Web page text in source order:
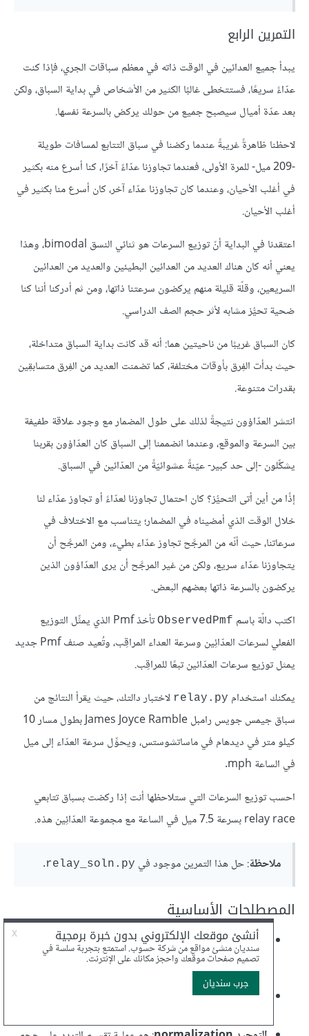
التمرين الرابع
يبدأ جميع العدائين في الوقت ذاته في معظم سباقات الجري، فإذا كنت
عدّاءً سريعًا، فستتخطى غالبًا الكثير من الأشخاص في بداية السباق، ولكن
بعد عدّة أميال سيصبح جميع من حولك يركض بالسرعة نفسها.
لاحظنا ظاهرةً غريبةً عندما ركضنا في سباق التتابع لمسافات طويلة
-209 ميل- للمرة الأولى، فعندما تجاوزنا عدّاءً آخرًا، كنا أسرع منه بكثير
في أغلب الأحيان، وعندما كان تجاوزنا عدّاء آخر، كان أسرع منا بكثير في
أغلب الأحيان.
اعتقدنا في البداية أنّ توزيع السرعات هو ثنائي النسق bimodal، وهذا
يعني أنه كان هناك العديد من العدائين البطيئين والعديد من العدائين
السريعين، وقلّة قليلة منهم يركضون سرعتنا ذاتها، ومن ثم أدركنا أننا كنا
ضحية تحيُّز مشابه لأثر حجم الصف الدراسي.
كان السباق غريبًا من ناحيتين هما: أنه قد كانت بداية السباق متداخلة،
حيث بدأت الفِرق بأوقات مختلفة، كما تضمنت العديد من الفِرق متسابقِين
بقدرات متنوعة.
انتشر العدّاؤون نتيجةً لذلك على طول المضمار مع وجود علاقة طفيفة
بين السرعة والموقع، وعندما انضممنا إلى السباق كان العدّاؤون بقربنا
يشكِّلون -إلى حد كبير- عيّنةً عشوائيّةً من العدّائين في السباق.
إذًا من أين أتى التحيُّز؟ كان احتمال تجاوزنا لعدّاءً أو تجاوز عدّاء لنا
خلال الوقت الذي أمضيناه في المضمار؛ يتناسب مع الاختلاف في
سرعاتنا، حيث أنّه من المرجَّح تجاوز عدّاء بطيء، ومن المرجَّح أن
يتجاوزنا عدّاء سريع، ولكن من غير المرجَّح أن يرى العدّاؤون الذين
يركضون بالسرعة ذاتها بعضهم البعض.
اكتب دالّة باسم ObservedPmf
تأخذ Pmf الذي يمثِّل التوزيع
الفعلي لسرعات العدّائِين وسرعة العداء المراقِب، وتُعيد صنف Pmf جديد
يمثل توزيع سرعات العدّائين تبعًا للمراقِب.
يمكنك استخدام relay.py لاختبار دالتك، حيث يقرأ النتائج من
سباق جيمس جويس رامبل James Joyce Ramble بطول مسار 10
كيلو متر في ديدهام في ماساتشوستس، ويحوِّل سرعة العدّاء إلى ميل
في الساعة mph.
احسب توزيع السرعات التي ستلاحظها أنت إذا ركضت بسباق تتابعي
relay race بسرعة 7.5 ميل في الساعة مع مجموعة العدّائِين هذه.
ملاحظة: حل هذا التمرين موجود في relay_soln.py
.
المصطلحات الأساسية
PMF اختصارًا-
: تمثِّل التوزيع على أساس دالة تحوِّل القيم إلى
احتمالاتها.
الاحتمال probability